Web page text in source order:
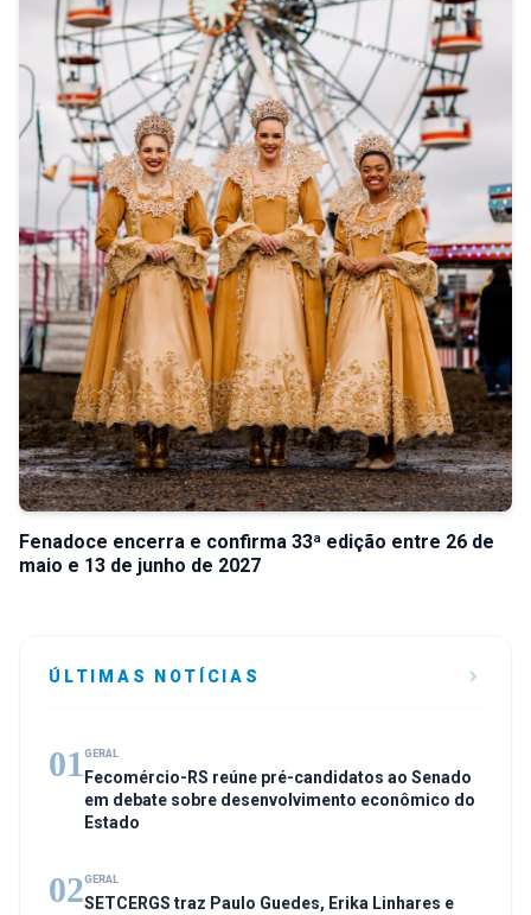
Fenadoce encerra e confirma 33ª edição entre 26 de
maio e 13 de junho de 2027
ÚLTIMAS NOTÍCIAS
01 GERAL
Fecomércio-RS reúne pré-candidatos ao Senado
em debate sobre desenvolvimento econômico do
Estado
02GERAL
SETCERGS traz Paulo Guedes, Erika Linhares e